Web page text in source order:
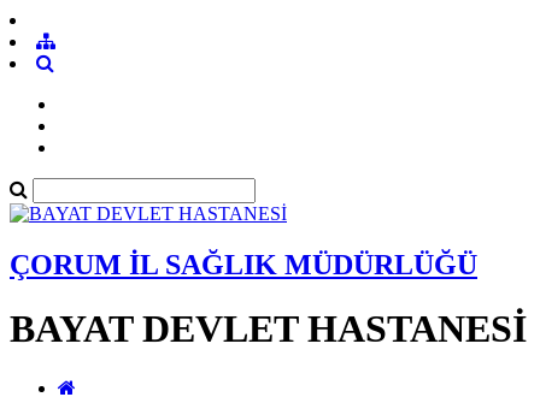
ÇORUM İL SAĞLIK MÜDÜRLÜĞÜ
BAYAT DEVLET HASTANESİ